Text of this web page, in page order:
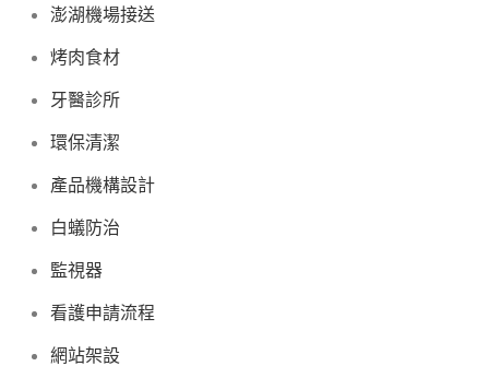
澎湖機場接送
烤肉食材
牙醫診所
環保清潔
產品機構設計
白蟻防治
監視器
看護申請流程
網站架設